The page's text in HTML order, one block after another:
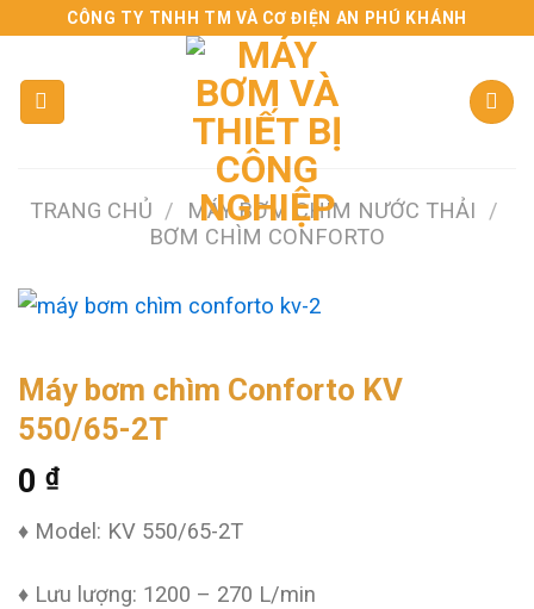
content
CÔNG TY TNHH TM VÀ CƠ ĐIỆN AN PHÚ KHÁNH
TRANG CHỦ / MÁY BƠM CHÌM NƯỚC THẢI
/
BƠM CHÌM CONFORTO
Máy bơm chìm Conforto KV
550/65-2T
0 ₫
♦ Model: KV 550/65-2T
♦ Lưu lượng: 1200 – 270 L/min